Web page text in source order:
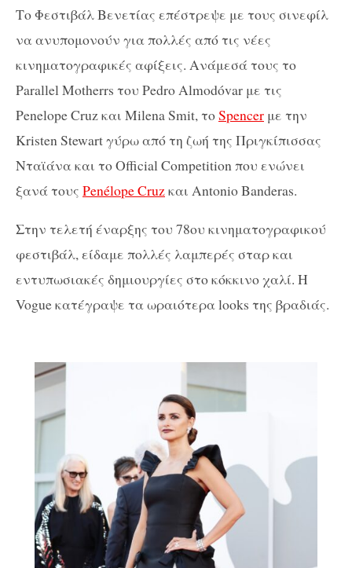
Το Φεστιβάλ Βενετίας επέστρεψε με τους σινεφίλ
να ανυπομονούν για πολλές από τις νέες
κινηματογραφικές αφίξεις. Ανάμεσά τους το
Parallel Motherrs του Pedro Almodóvar με τις
Penelope Cruz και Milena Smit, τοSpencer με την
Kristen Stewart γύρω από τη ζωή της Πριγκίπισσας
Νταϊάνα και το Official Competition που ενώνει
ξανά τους Penélope Cruzκαι Antonio Banderas.
Στην τελετή έναρξης του 78ου κινηματογραφικού
φεστιβάλ, είδαμε πολλές λαμπερές σταρ και
εντυπωσιακές δημιουργίες στο κόκκινο χαλί. Η
Vogue κατέγραψε τα ωραιότερα looks της βραδιάς.